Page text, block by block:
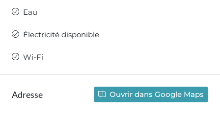
Eau
Électricité disponible
Wi-Fi
Adresse Ouvrir dans Google Maps